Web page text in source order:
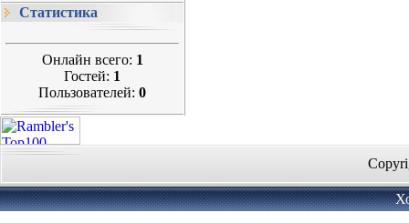
Статистика
Онлайн всего: 1
Гостей: 1
Пользователей: 0